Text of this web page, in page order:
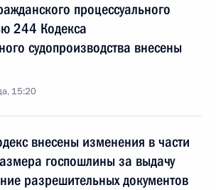
процессуального
244 Кодекса
судопроизводства внесены
15:20
внесены изменения в части
госпошлины за выдачу
разрешительных документов